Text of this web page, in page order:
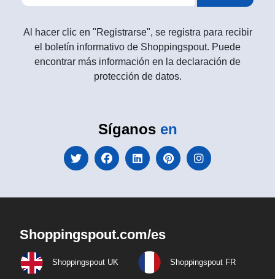
Al hacer clic en "Registrarse", se registra para recibir
el boletín informativo de Shoppingspout. Puede
encontrar más información en la declaración de
protección de datos.
Síganos en
Shoppingspout.com/es
Shoppingspout UK Shoppingspout FR